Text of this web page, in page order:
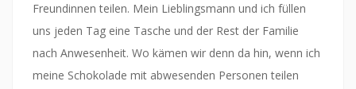
Freundinnen teilen. Mein Lieblingsmann und ich füllen
uns jeden Tag eine Tasche und der Rest der Familie
nach Anwesenheit. Wo kämen wir denn da hin, wenn ich
meine Schokolade mit abwesenden Personen teilen